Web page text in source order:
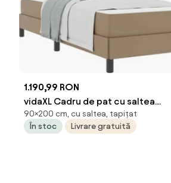
1.190,99 RON
vidaXL Cadru de pat cu saltea
Cappuccino 90 x 200 cm țesătură
90×200 cm, cu saltea, tapițat
În stoc
Livrare gratuită